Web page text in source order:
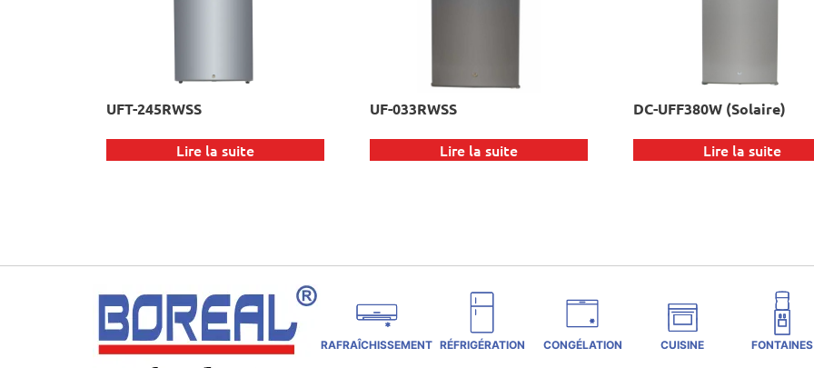
UFT-245RWSS
Lire la suite
UF-033RWSS
Lire la suite
DC-UFF380W (Solaire)
Lire la suite
RAFRAÎCHISSEMENT RÉFRIGÉRATION CONGÉLATION CUISINE FONTAINES